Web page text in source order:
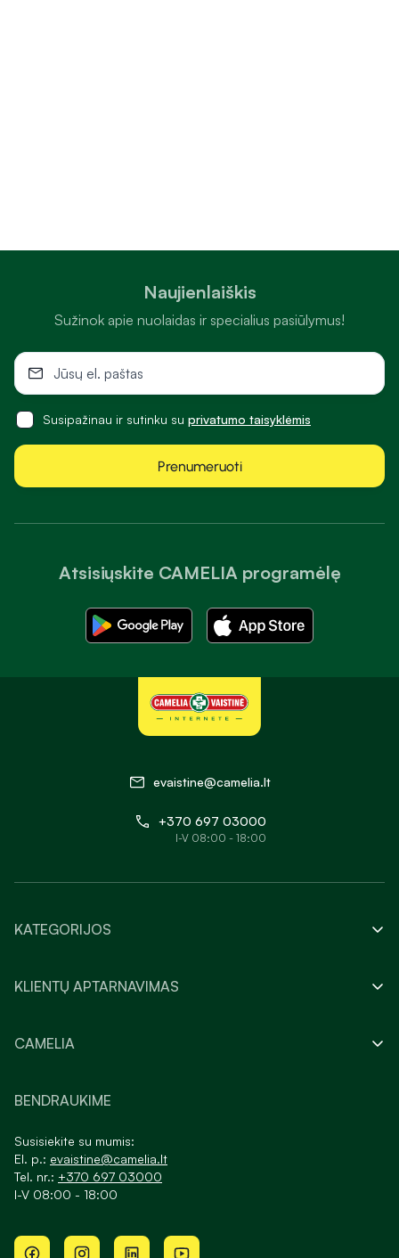
Atsisiųskite CAMELIA programėlę
Naujienlaiškis
Sužinok apie nuolaidas ir specialius pasiūlymus!
Susipažinau ir sutinku su privatumo taisyklėmis
Prenumeruoti
evaistine@camelia.lt
+370 697 03000
I-V 08:00 - 18:00
KATEGORIJOS
KLIENTŲ APTARNAVIMAS
CAMELIA
BENDRAUKIME
Susisiekite su mumis:
El. p.: evaistine@camelia.lt
Tel. nr.: +370 697 03000
I-V 08:00 - 18:00